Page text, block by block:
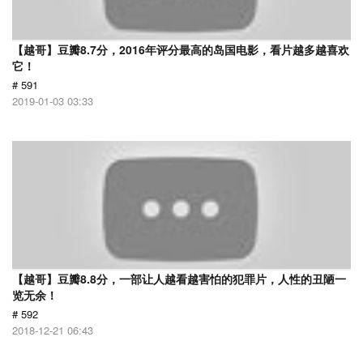
【越哥】豆瓣8.7分，2016年评分最高的岛国电影，看片越多越喜欢
它！
# 591
2019-01-03 03:33
【越哥】豆瓣8.8分，一部让人越看越害怕的犯罪片，人性的丑陋一
览无余！
# 592
2018-12-21 06:43